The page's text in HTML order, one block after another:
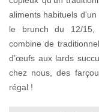
aliments habituels
le brunch du 12/15,
combine de
d’œufs aux lards
chez nous, des
régal !